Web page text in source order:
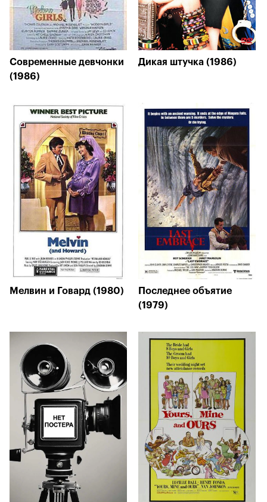
Современные девчонки
(1986)
Дикая штучка (1986)
Мелвин и Говард (1980)
Последнее объятие
(1979)